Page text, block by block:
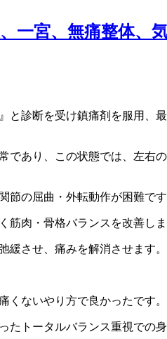
一宮、無痛整体、
診断を受け鎮痛剤を服用、
あり、この状態では、左右
の屈曲・外転動作が困難です
肉・骨格バランスを改善しま
させ、痛みを解消させます。
くないやり方で良かったです。
たトータルバランス重視での